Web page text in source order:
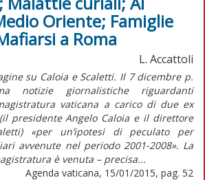
Oriente; Famiglie
a Roma
L. Accattoli
su Caloia e Scaletti. Il 7 dicembre p.
notizie giornalistiche riguardanti
vaticana a carico di due ex
presidente Angelo Caloia e il direttore
«per un’ipotesi di peculato per
avvenute nel periodo 2001-2008». La
è venuta – precisa...
Agenda vaticana, 15/01/2015, pag. 52